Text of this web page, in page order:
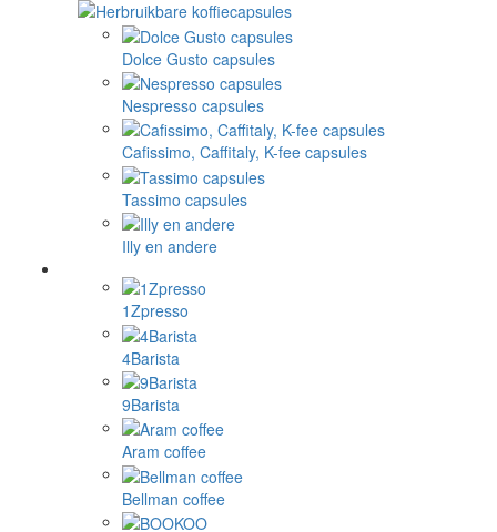
Dolce Gusto capsules
Nespresso capsules
Cafissimo, Caffitaly, K-fee capsules
Tassimo capsules
Illy en andere
1Zpresso
4Barista
9Barista
Aram coffee
Bellman coffee